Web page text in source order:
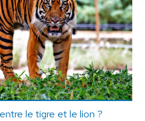
le tigre et le lion ?